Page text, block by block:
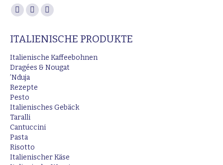
Finden Sie uns auf:
Facebook
opens
in
new
window
Instagram
opens
in
new
E-
page
opens
in
ITALIENISCHE PRODUKTE
Italienische Kaffeebohnen
Dragées & Nougat
’Nduja
Rezepte
Pesto
Italienisches Gebäck
Taralli
Cantuccini
Pasta
Risotto
Italienischer Käse